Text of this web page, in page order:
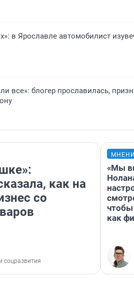
в Ярославле автомобилист
все»: блогер прославилась,
как на
со
соцразвития
«Мы
чтобы
как